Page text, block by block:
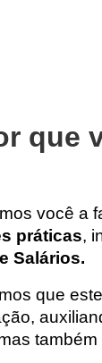
que
você a
práticas,
Salários.
que
também